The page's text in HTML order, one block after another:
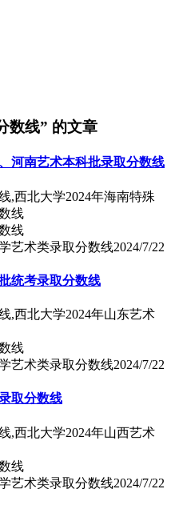
数线” 的文章
河南艺术本科批录取分数线
,西北大学2024年海南特殊
线
艺术类录取分数线2024/7/22
统考录取分数线
,西北大学2024年山东艺术
艺术类录取分数线2024/7/22
取分数线
,西北大学2024年山西艺术
艺术类录取分数线2024/7/22